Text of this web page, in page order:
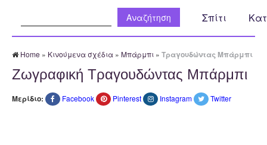
Σπίτι
Home » Κινούμενα σχέδια » Μπάρμπι » Τραγουδώντας Μπάρμπι
Ζωγραφική Τραγουδώντας Μπάρμπι
Μερίδιο: Facebook Pinterest Instagram Twitter